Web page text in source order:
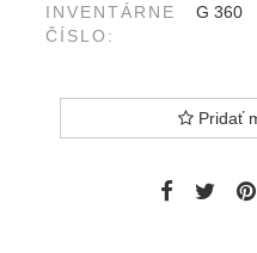
INVENTÁRNE
ČÍSLO:
G 360
Pridať